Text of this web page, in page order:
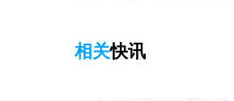
相关快讯